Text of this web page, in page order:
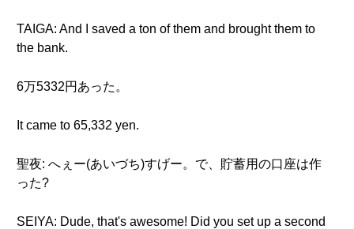
TAIGA: And I saved a ton of them and brought them to
the bank.
6万5332円あった。
It came to 65,332 yen.
聖夜: へぇー(あいづち)すげー。で、貯蓄用の口座は作
った?
SEIYA: Dude, that's awesome! Did you set up a second